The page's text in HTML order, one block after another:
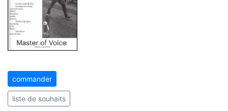
commander
liste de souhaits